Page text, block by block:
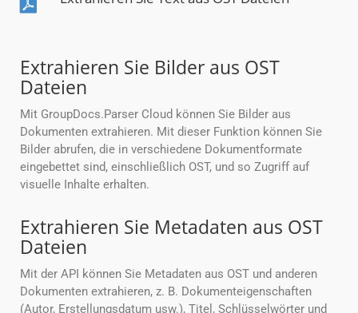
Extrahieren Sie Bilder aus OST
Dateien
Mit GroupDocs.Parser Cloud können Sie Bilder aus
Dokumenten extrahieren. Mit dieser Funktion können Sie
Bilder abrufen, die in verschiedene Dokumentformate
eingebettet sind, einschließlich OST, und so Zugriff auf
visuelle Inhalte erhalten.
Extrahieren Sie Metadaten aus OST
Dateien
Mit der API können Sie Metadaten aus OST und anderen
Dokumenten extrahieren, z. B. Dokumenteigenschaften
(Autor, Erstellungsdatum usw.), Titel, Schlüsselwörter und